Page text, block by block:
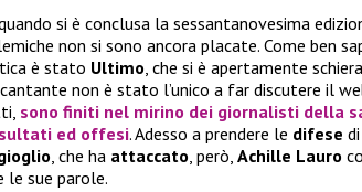
si è conclusa la sessantanovesima
non si sono ancora placate. Come ben
è stato Ultimo, che si è apertamente
non è stato l’unico a far discutere il
sono finiti nel mirino dei giornalisti della
ed offesi. Adesso a prendere le difese di
, che ha attaccato, però, Achille Lauro
le sue parole.